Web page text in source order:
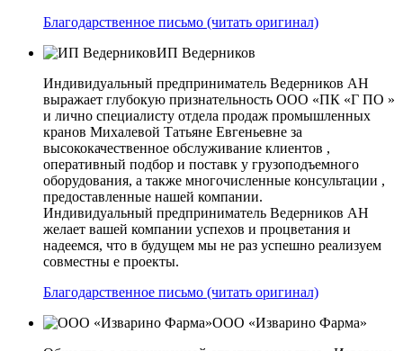
Благодарственное письмо (читать оригинал)
ИП Ведерников
Индивидуальный предприниматель Ведерников АН
выражает глубокую признательность ООО «ПК «Г ПО »
и лично специалисту отдела продаж промышленных
кранов Михалевой Татьяне Евгеньевне за
высококачественное обслуживание клиентов ,
оперативный подбор и поставк у грузоподъемного
оборудования, а также многочисленные консультации ,
предоставленные нашей компании.
Индивидуальный предприниматель Ведерников АН
желает вашей компании успехов и процветания и
надеемся, что в будущем мы не раз успешно реализуем
совместны е проекты.
Благодарственное письмо (читать оригинал)
ООО «Изварино Фарма»